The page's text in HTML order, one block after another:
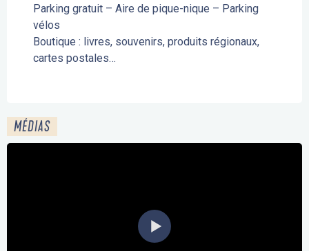
Parking gratuit – Aire de pique-nique – Parking
vélos
Boutique : livres, souvenirs, produits régionaux,
cartes postales…
MÉDIAS